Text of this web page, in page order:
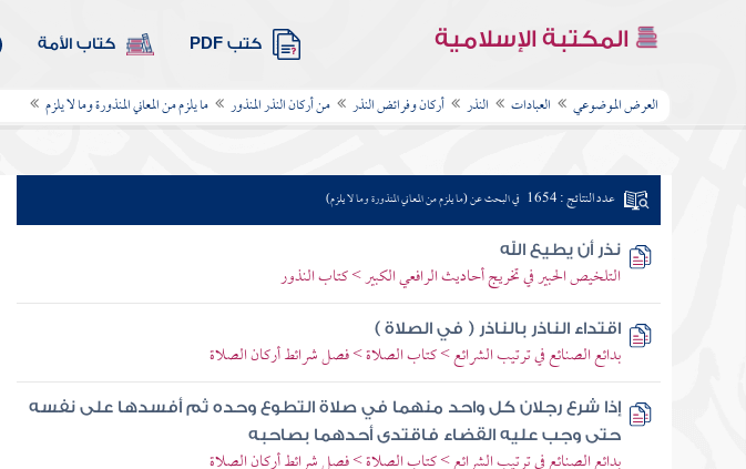
المكتبة الإسلامية كتب PDF كتاب الأمة
العرض الموضوعي العبادات النذر أركان وفرائض النذر من أركان النذر المنذور ما يلزم من المعاني المنذورة وما لا يلزم
عدد النتائج : 1654 في البحث عن (ما يلزم من المعاني المنذورة وما لا يلزم)
نذر أن يطيع الله
التلخيص الحبير في تخريج أحاديث الرافعي الكبير > كتاب النذور
اقتداء الناذر بالناذر ( في الصلاة )
بدائع الصنائع في ترتيب الشرائع > كتاب الصلاة > فصل شرائط أركان الصلاة
إذا شرع رجلان كل واحد منهما في صلاة التطوع وحده ثم أفسدها على نفسه
حتى وجب عليه القضاء فاقتدى أحدهما بصاحبه
بدائع الصنائع في ترتيب الشرائع > كتاب الصلاة > فصل شرائط أركان الصلاة